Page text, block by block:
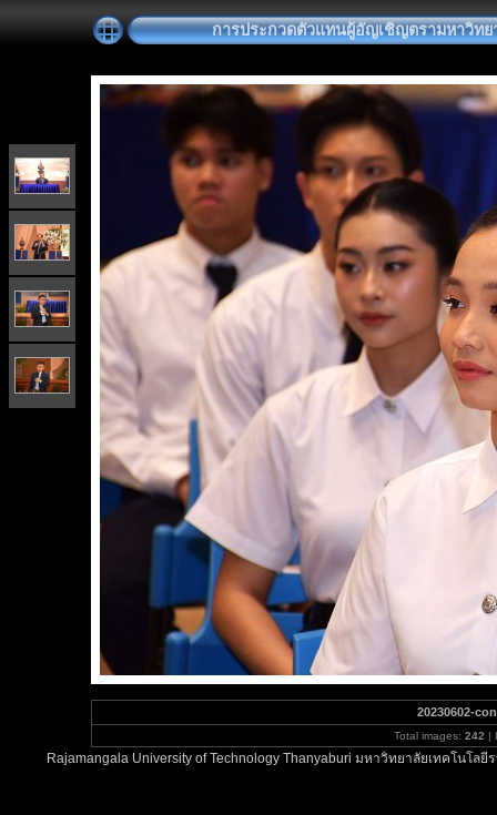
การประกวดตัวแทนผู้อัญเชิญตรามหาวิท
20230602-
Total images: 242 |
Rajamangala University of Technology Thanyaburi มหาวิทยาลัยเทคโน